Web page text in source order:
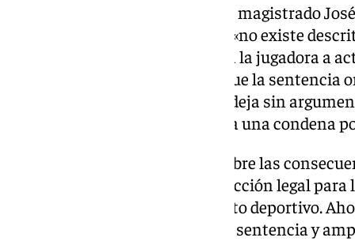
El recurso critica la decisión del magistrado
quien en su fallo consideró que «no existe
intimidación» dirigido a forzar a la jugadora a
defensa de Hermoso sostiene que la sentencia
presentadas en el juicio, lo que deja sin
tribunal y podría haber llevado a una condena
Este recurso reabre el debate sobre las
Rubiales y el alcance de la protección legal
agresión y presiones en el ámbito deportivo.
encargada de decidir si revisa la sentencia y